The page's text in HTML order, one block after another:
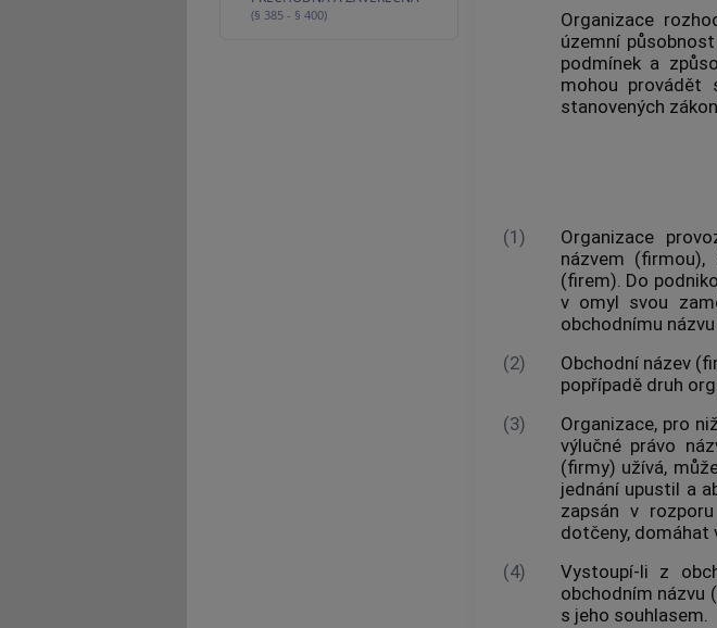
(§ 385 - § 400) Organizace
územní
podmínek a
mohou provádět
stanovených
(1) Organizace
názvem
(firem). Do
v omyl svou
obchodnímu
(2)
Obchodní název
popřípadě druh
(3)
Organizace, pro
výlučné právo
(firmy) užívá,
jednání upustil a
zapsán v
dotčeny, domáhat
(4)
Vystoupí-li z
obchodním názvu
s jeho souhlasem.